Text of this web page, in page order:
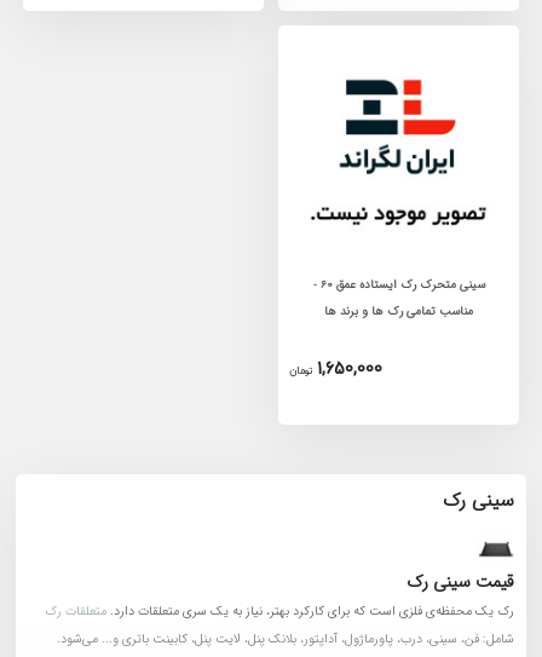
سینی متحرک رک ایستاده عمق 60 -
مناسب تمامی رک ها و برند ها
1,650,000 تومان
سینی رک
قیمت سینی رک
رک یک محفظه‌ی فلزی است که برای کارکرد بهتر، نیاز به یک سری متعلقات دارد.متعلقات رک
شامل: فن، سینی، درب، پاورماژول، آداپتور، بلانک پنل، لایت پنل، کابینت باتری و... می‌شود.